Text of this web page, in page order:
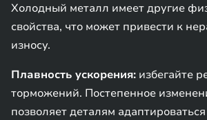
Холодный металл имеет другие
свойства, что может привести к
износу.
Плавность ускорения: избегайте
торможений. Постепенное
позволяет деталям